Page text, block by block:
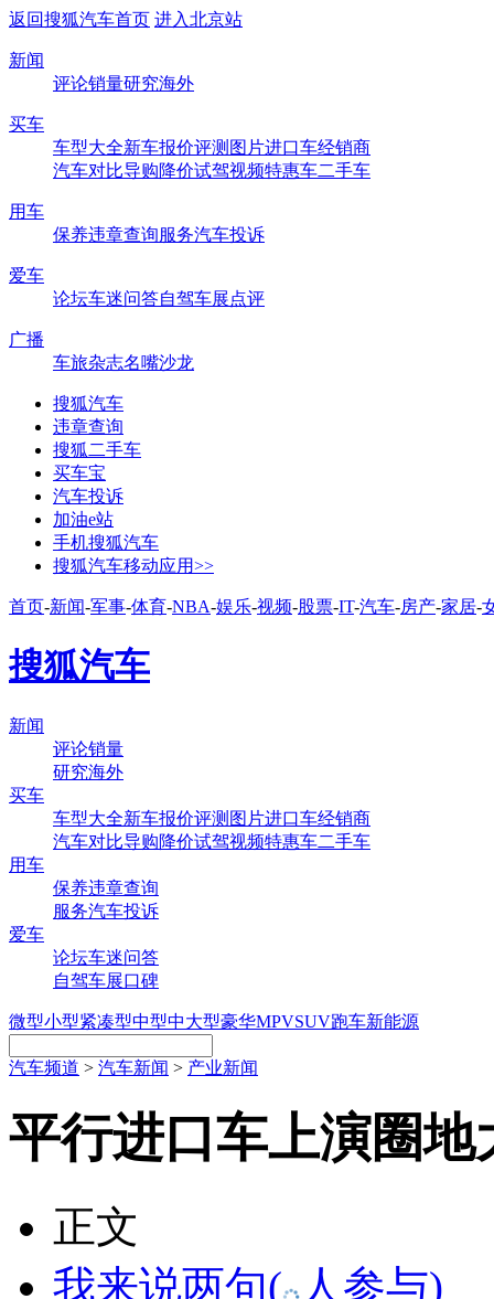
返回搜狐汽车首页 进入北京站
新闻
评论销量研究海外
买车
车型大全新车报价评测 图片进口车经销商
汽车对比导购降价试驾视频特惠车二手车
用车
保养违章查询服务汽车投诉
爱车
论坛车迷问答自驾车展点评
广播
车旅杂志名嘴沙龙
搜狐汽车
违章查询
搜狐二手车
买车宝
汽车投诉
加油e站
手机搜狐汽车
搜狐汽车移动应用>>
首页-新闻-军事-体育-NBA-娱乐-视频-股票-IT-汽车-房产-家居-
搜狐汽车
新闻
评论销量
研究海外
买车
车型大全新车报价评测 图片进口车经销商
汽车对比导购降价试驾视频特惠车二手车
用车
保养违章查询
服务汽车投诉
爱车
论坛车迷问答
自驾车展口碑
微型小型紧凑型中型中大型豪华MPVSUV跑车新能源
汽车频道 > 汽车新闻 > 产业新闻
平行进口车上演圈地
正文
我来说两句( 人参与)